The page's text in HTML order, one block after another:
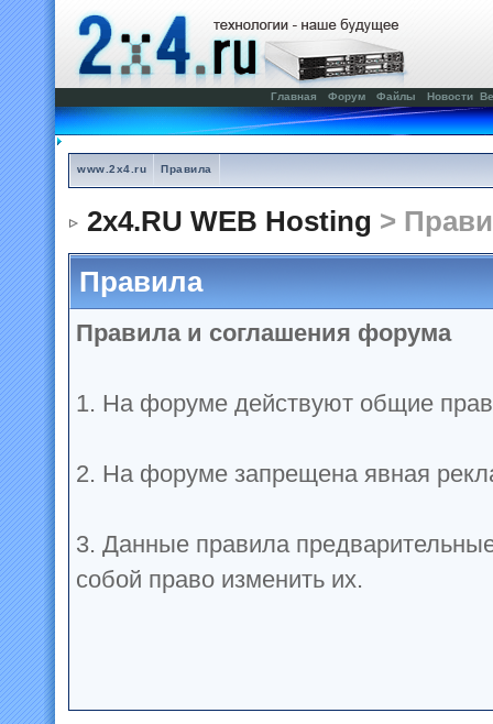
Главная Форум Файлы Новости
www.2x4.ru Правила
2x4.RU WEB Hosting >
Правила
Правила и соглашения форума
1. На форуме действуют общие
2. На форуме запрещена явная
3. Данные правила
собой право изменить их.